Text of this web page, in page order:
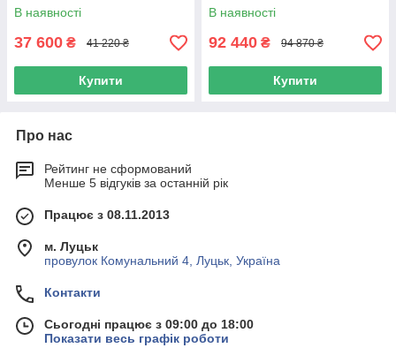
В наявності
37 600 ₴ 41 220 ₴
Купити
В наявності
92 440 ₴ 94 870 ₴
Купити
Про нас
Рейтинг не сформований
Менше 5 відгуків за останній рік
Працює з 08.11.2013
м. Луцьк
провулок Комунальний 4, Луцьк, Україна
Контакти
Сьогодні працює з 09:00 до 18:00
Показати весь графік роботи